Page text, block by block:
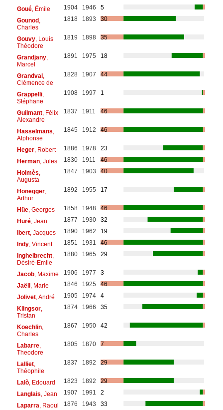
Goué, Émile 1904 1946
5
Gounod ,
Charles
1818 1893 30
Gouvy, Louis
Théodore
1819 1898 35
Grandjany,
Marcel
1891 1975 18
Grandval ,
Clémence de
1828 1907 44
Grappelli,
Stéphane
1908 1997 1
Guilmant, Félix
Alexandre
1837 1911 46
Hasselmans,
Alphonse
1845 1912 46
Heger, Robert 1886 1978
23
Herman, Jules 1830 1911
46
Holmès,
Augusta
1847 1903 40
Honegger,
Arthur
1892 1955 17
Hüe, Georges 1858 1948
46
Huré, Jean 1877 1930
32
Ibert, Jacques 1890 1962
19
Indy, Vincent 1851 1931
46
Inghelbrecht,
Désiré-Emile
1880 1965 29
Jacob, Maxime 1906 1977
3
Jaëll , Marie 1846 1925
46
Jolivet, André 1905 1974
4
Klingsor,
Tristan
1874 1966 35
Koechlin,
Charles
1867 1950 42
Labarre,
Theodore
1805 1870 7
Lalliet,
Théophile
1837 1892 29
Lalò, Edouard 1823 1892
29
Langlais, Jean 1907 1991
2
Laparra, Raoul 1876 1943
33